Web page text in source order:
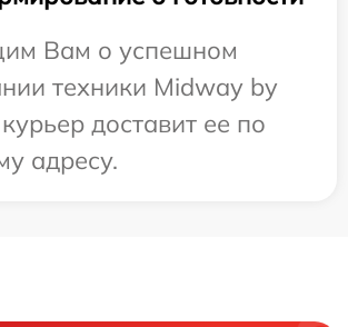
Вам о успешном
техники Midway by
доставит ее по
адресу.